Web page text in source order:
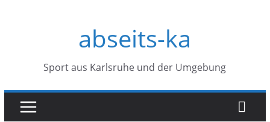
abseits-ka
Sport aus Karlsruhe und der Umgebung